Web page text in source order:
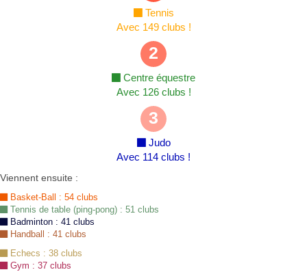
Tennis
Avec 149 clubs !
2
Centre équestre
Avec 126 clubs !
3
Judo
Avec 114 clubs !
Viennent ensuite :
Basket-Ball : 54 clubs
Tennis de table (ping-pong) : 51 clubs
Badminton : 41 clubs
Handball : 41 clubs
Echecs : 38 clubs
Gym : 37 clubs